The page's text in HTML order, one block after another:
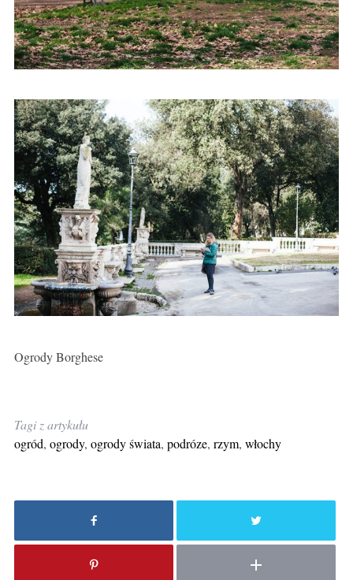
Ogrody Borghese
Tagi z artykułu
ogród, ogrody, ogrody świata, podróze, rzym, włochy